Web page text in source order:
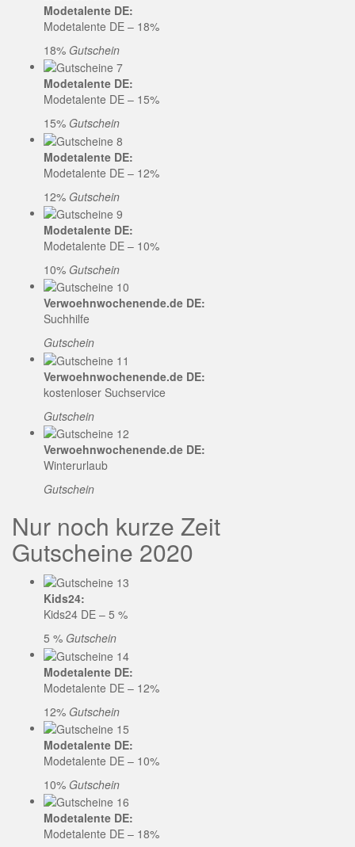
Modetalente DE:
Modetalente DE – 18%
18% Gutschein
Modetalente DE:
Modetalente DE – 15%
15% Gutschein
Modetalente DE:
Modetalente DE – 12%
12% Gutschein
Modetalente DE:
Modetalente DE – 10%
10% Gutschein
Verwoehnwochenende.de DE:
Suchhilfe
Gutschein
Verwoehnwochenende.de DE:
kostenloser Suchservice
Gutschein
Verwoehnwochenende.de DE:
Winterurlaub
Gutschein
Nur noch kurze Zeit
Gutscheine 2020
Kids24:
Kids24 DE – 5 %
5 % Gutschein
Modetalente DE:
Modetalente DE – 12%
12% Gutschein
Modetalente DE:
Modetalente DE – 10%
10% Gutschein
Modetalente DE:
Modetalente DE – 18%